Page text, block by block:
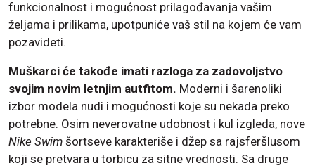
funkcionalnost i mogućnost prilagođavanja vašim
željama i prilikama, upotpuniće vaš stil na kojem će vam
pozavideti.
Muškarci će takođe imati razloga za zadovoljstvo
svojim novim letnjim autfitom. Moderni i šarenoliki
izbor modela nudi i mogućnosti koje su nekada preko
potrebne. Osim neverovatne udobnost i kul izgleda, nove
Nike Swim šortseve karakteriše i džep sa rajsferšlusom
koji se pretvara u torbicu za sitne vrednosti. Sa druge